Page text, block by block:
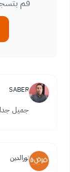
قم
SABER
جميل
نورالدين